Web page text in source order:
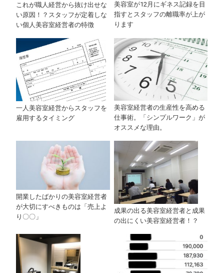
これが職人経営から抜け出せな
い原因！？スタッフが定着しな
い個人美容室経営者の特徴
美容室が12月にギネス記録を目
指すとスタッフの離職率が上が
ります
一人美容室経営からスタッフを
雇用するタイミング
美容室経営者の生産性を高める
仕事術。「シンプルワーク」が
オススメな理由。
開業したばかりの美容室経営者
が大切にすべきものは「売上よ
り〇〇」
成果の出る美容室経営者と成果
の出にくい美容室経営者！？